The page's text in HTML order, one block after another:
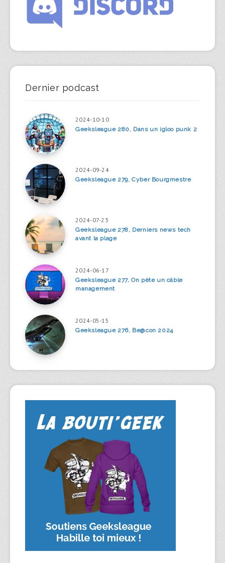
Dernier podcast
2024-10-10
Geeksleague 280, Dans un igloo punk 2
2024-09-24
Geeksleague 279, Cyber Bourgmestre
2024-07-23
Geeksleague 278, Derniers news tech
avant la plage
2024-06-17
Geeksleague 277, On pète un câble
management
2024-05-15
Geeksleague 276, Be@con 2024